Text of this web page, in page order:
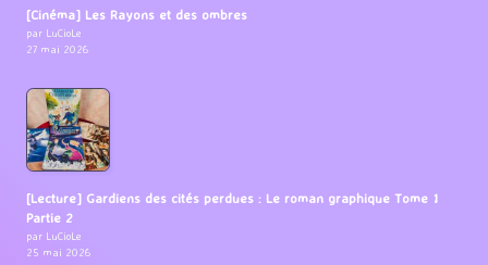
[Cinéma] Les Rayons et des ombres
par LuCioLe
27 mai 2026
[Lecture] Gardiens des cités perdues : Le roman graphique Tome 1
Partie 2
par LuCioLe
25 mai 2026